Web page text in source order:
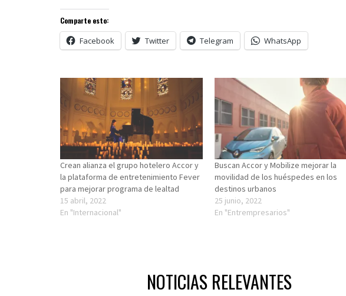
Comparte esto:
Facebook Twitter Telegram WhatsApp
Crean alianza el grupo hotelero Accor y
la plataforma de entretenimiento Fever
para mejorar programa de lealtad
15 abril, 2022
En "Internacional"
Buscan Accor y Mobilize mejorar la
movilidad de los huéspedes en los
destinos urbanos
25 junio, 2022
En "Entrempresarios"
NOTICIAS RELEVANTES